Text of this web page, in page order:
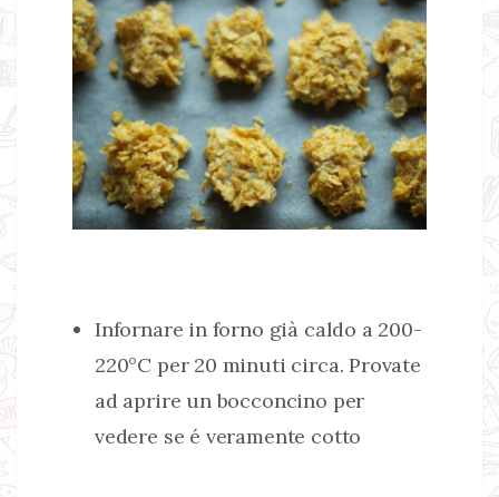
Infornare in forno già caldo a 200-
220°C per 20 minuti circa. Provate
ad aprire un bocconcino per
vedere se é veramente cotto